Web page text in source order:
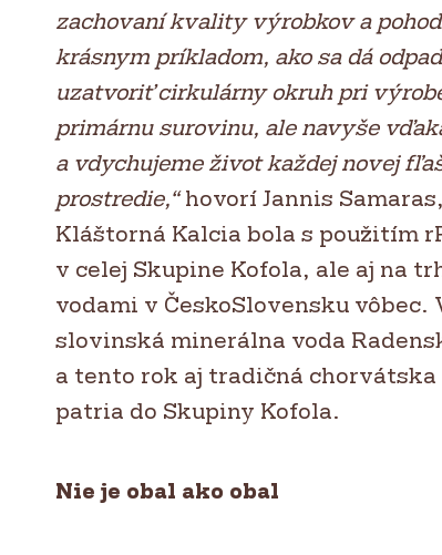
zachovaní kvality výrobkov a
krásnym príkladom, ako sa dá
uzatvoriť cirkulárny okruh pri
primárnu surovinu, ale navyše
a vdychujeme život každej novej
prostredie,“hovorí Jannis
Kláštorná Kalcia bola s použitím
v celej Skupine Kofola, ale aj na
vodami v ČeskoSlovensku
slovinská minerálna voda
a tento rok aj tradičná
patria do Skupiny Kofola.
Nie je obal ako obal